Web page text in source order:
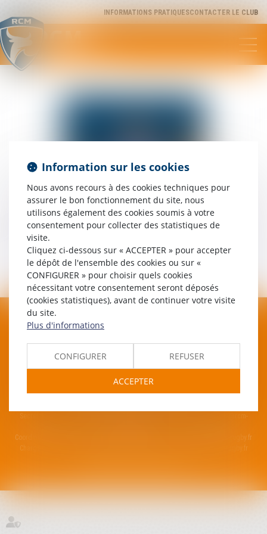
INFORMATIONS PRATIQUESCONTACTER LE CLUB
Mattéo LE SAUSSE
2e ligne
Mentions légalesPlan du siteContacter le Club
Secrétaire du club : Christel Anglade -
christel.anglade@rcm-
Coordinateur de projet : Hugo Dauba -
hugo.dauba@rcm-rugby.fr
Chargé de projet : Cyprien Leger -
cyprien.leger@rcm-rugby.fr
RUGBY CLUB MÉDITERRANÉE
Quai Des Arènes, 34250 Palavas-les-flots
Information sur les cookies
Nous avons recours à des cookies techniques pour
assurer le bon fonctionnement du site, nous
utilisons également des cookies soumis à votre
consentement pour collecter des statistiques de
visite.
Cliquez ci-dessous sur « ACCEPTER » pour accepter
le dépôt de l'ensemble des cookies ou sur «
CONFIGURER » pour choisir quels cookies
nécessitant votre consentement seront déposés
(cookies statistiques), avant de continuer votre visite
du site.
Plus d'informations
CONFIGURER REFUSER
ACCEPTER